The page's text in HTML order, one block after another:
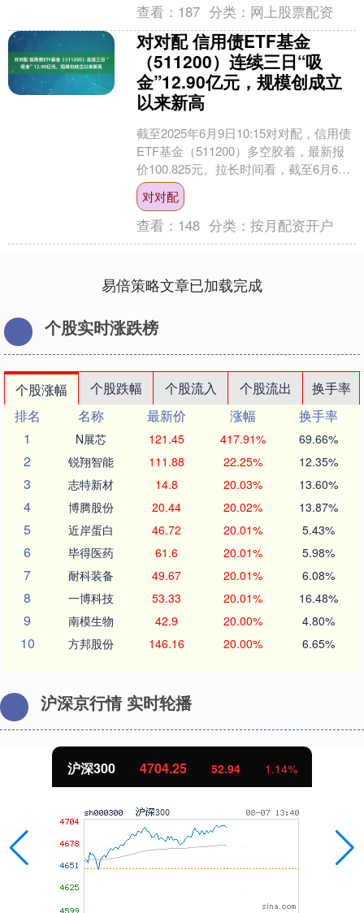
查看： 187 分类： 网上股票配资
对对配 信用债ETF基金
（511200）连续三日“吸
金”12.90亿元，规模创成立
以来新高
截至2025年6月9日10:15对对配，信用债
ETF基金（511200）多空胶着，最新报
价100.825元。拉长时间看，截至6月6
日，信用债ETF基金近1周日均....
对对配
查看： 148 分类：按月配资开户
易倍策略文章已加载完成
个股实时涨跌榜
个股涨幅 个股跌幅 个股流入 个股流出
换手率
排名
名称 最新价 涨幅
换手率
1
N展芯 121.45 417.91% 69.66%
2 锐翔智能 111.88 22.25% 12.35%
3 志特新材 14.8 20.03% 13.60%
4 博腾股份 20.44 20.02% 13.87%
5 近岸蛋白 46.72 20.01% 5.43%
6 毕得医药 61.6 20.01% 5.98%
7 耐科装备 49.67 20.01% 6.08%
8 一博科技 53.33 20.01% 16.48%
9 南模生物 42.9 20.00% 4.80%
10 方邦股份 146.16 20.00% 6.65%
沪深京行情 实时轮播
北证50 1133.15 10.28 0.92%